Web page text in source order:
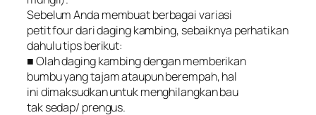
Sebelum Anda membuat berbagai variasi
petit four dari daging kambing, sebaiknya perhatikan
dahulu tips berikut:
■ Olah daging kambing dengan memberikan
bumbu yang tajam ataupun berempah, hal
ini dimaksudkan untuk menghilangkan bau
tak sedap/ prengus.